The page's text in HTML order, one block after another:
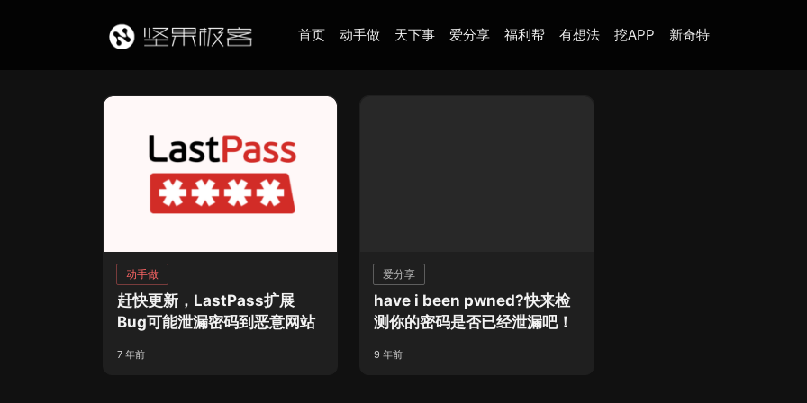
首页 动手做 天下事 爱分享 福利帮 有想法 挖APP 新奇特
动手做
赶快更新，LastPass扩展
Bug可能泄漏密码到恶意网站
7 年前
爱分享
have i been pwned?快来检
测你的密码是否已经泄漏吧！
9 年前